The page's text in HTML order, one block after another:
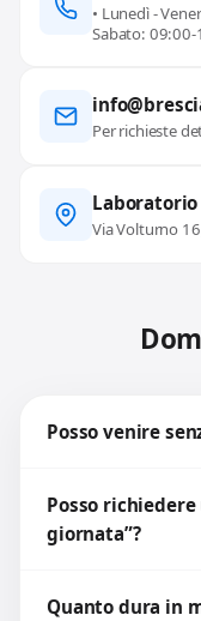
• Lunedì -
Sabato:
Per richieste
Laboratorio
Via Volturno
Posso venire
Posso
giornata”?
Quanto dura in